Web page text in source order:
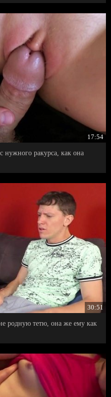
17:54
нужного ракурса, как она
30:51
родную тетю, она же ему как